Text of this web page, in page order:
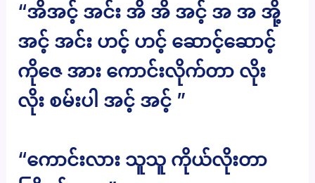
“အိအင့် အင်း အိ အိ အင့် အ အ အို့
အင့် အင်း ဟင့် ဟင့် ဆောင့်ဆောင့်
ကိုဇေ အား ကောင်းလိုက်တာ လိုး
လိုး စမ်းပါ အင့် အင့် ”
“ကောင်းလား သူသူ ကိုယ်လိုးတာ